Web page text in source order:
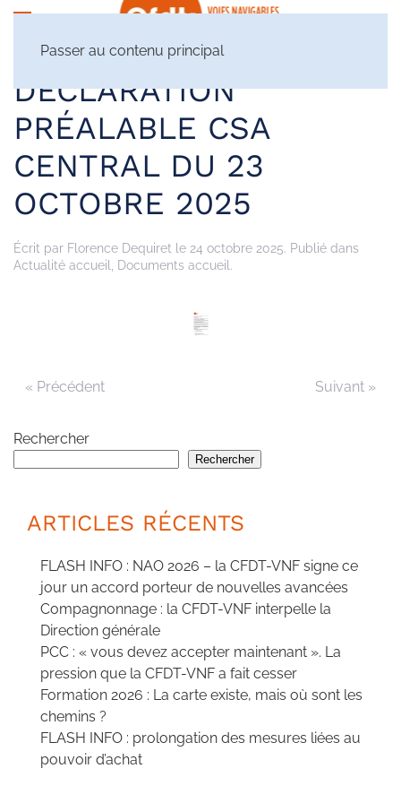
Passer au contenu principal
DÉCLARATION
PRÉALABLE CSA
CENTRAL DU 23
OCTOBRE 2025
Écrit par Florence Dequiret le 24 octobre 2025. Publié dans
Actualité accueil
Documents accueil .
« Précédent Suivant »
Rechercher
Rechercher
ARTICLES RÉCENTS
FLASH INFO : NAO 2026 – la CFDT-VNF signe ce
jour un accord porteur de nouvelles avancées
Compagnonnage : la CFDT-VNF interpelle la
Direction générale
PCC : « vous devez accepter maintenant ». La
pression que la CFDT-VNF a fait cesser
Formation 2026 : La carte existe, mais où sont les
chemins ?
FLASH INFO : prolongation des mesures liées au
pouvoir d’achat